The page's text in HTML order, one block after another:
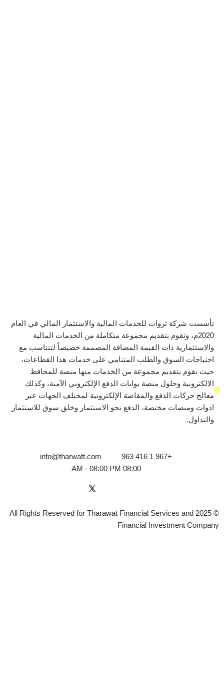
تأسست شركة ثروات للخدمات المالية والاستثمار المالي في العام
2020م، وتقوم بتقديم مجموعة متكاملة من الخدمات المالية
والاستثمارية ذات القيمة المضافة المصممة خصيصاً لتتناسب مع
احتياجات السوق والطلب المتنامي على خدمات هذا القطاعات،
حيث نقوم بتقديم مجموعة من الخدمات منها منصة للمحافظ
الالكترونية وحلول منصة بوابات الدفع الإلكتروني الآمنة، وكذلك
معالج حركات الدفع والمقاصة الإلكترونية لمختلف الجهات عبر
ادوات ومنصات مختصة، الدفع نحو الاستثمار وخلق سوق للاستثمار
والتداول.
+967 1 416 963
info@tharwatt.com
08:00 AM - 08:00 PM
© 2025 All Rights Reserved for Tharawat Financial Services and
Financial Investment Company